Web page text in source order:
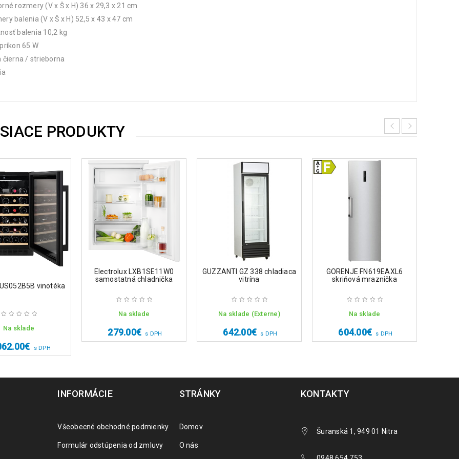
rozmery (V x Š x H) 36 x 29,3 x 21 cm
balenia (V x Š x H) 52,5 x 43 x 47 cm
balenia 10,2 kg
65 W
čierna / strieborna
PRODUKTY
vinotéka
Na sklade
€ s DPH
Electrolux LXB1SE11W0
samostatná chladnička
Na sklade
279.00€ s DPH
GUZZANTI GZ 338 chladiaca
vitrína
Na sklade (Externe)
642.00€ s DPH
GORENJE FN619EAXL6
skriňová mraznička
Na sklade
604.00€ s DPH
INFORMÁCIE
Všeobecné obchodné podmienky
Formulár odstúpenia od zmluvy
STRÁNKY
Domov
O nás
KONTAKTY
Šuranská 1, 949 01 Nitra